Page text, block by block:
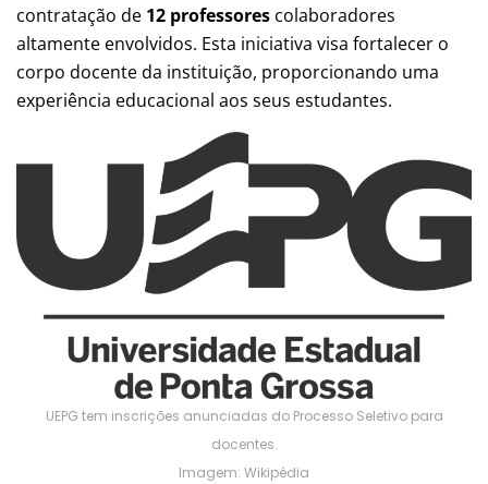
contratação de 12 professores colaboradores
altamente envolvidos. Esta iniciativa visa fortalecer o
corpo docente da instituição, proporcionando uma
experiência educacional aos seus estudantes.
UEPG tem inscrições anunciadas do Processo Seletivo para
docentes.
Imagem: Wikipédia